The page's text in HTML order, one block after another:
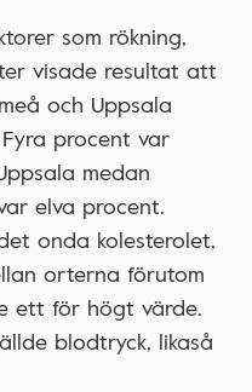
som rökning,
visade resultat att
och Uppsala
procent var
medan
elva procent.
onda kolesterolet,
orterna förutom
ett för högt värde.
blodtryck, likaså